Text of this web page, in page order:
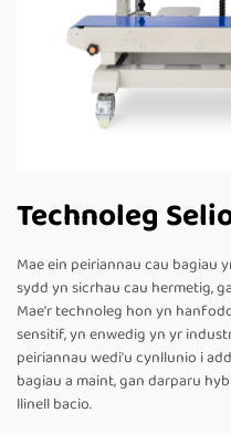
Technoleg
Mae ein peiriannau cau bagiau
sydd yn sicrhau cau hermetig,
Mae'r technoleg hon yn
sensitif, yn enwedig yn yr
peiriannau wedi'u cynllunio i
bagiau a maint, gan darparu
llinell bacio.